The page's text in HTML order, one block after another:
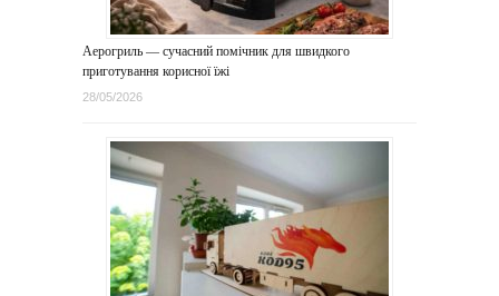
Аерогриль — сучасний помічник для швидкого
приготування корисної їжі
28/05/2026